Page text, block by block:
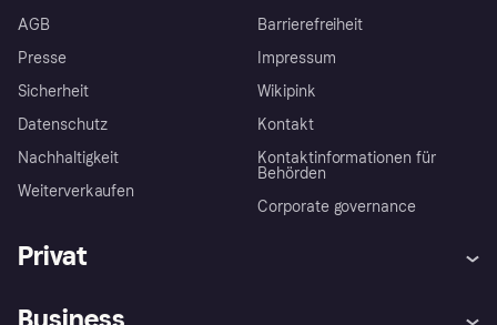
AGB
Presse
Sicherheit
Datenschutz
Nachhaltigkeit
Weiterverkaufen
Barrierefreiheit
Impressum
Wikipink
Kontakt
Kontaktinformationen für
Behörden
Corporate governance
Privat